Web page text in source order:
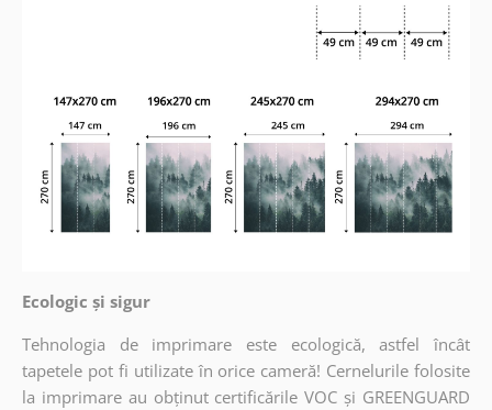
Ecologic și sigur
Tehnologia de imprimare este ecologică, astfel încât
tapetele pot fi utilizate în orice cameră! Cernelurile folosite
la imprimare au obținut certificările VOC și GREENGUARD